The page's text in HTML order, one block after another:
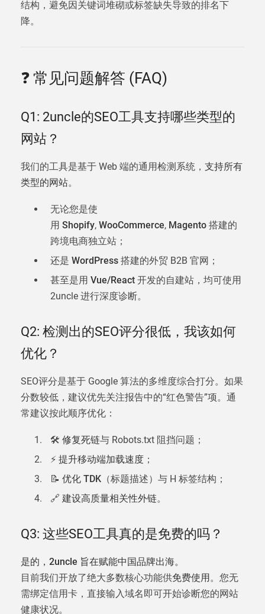
结构，避免因关键词堆砌或标签缺失导致的排名下
降。
❓ 常见问题解答 (FAQ)
Q1: 2uncle的SEO工具支持哪些类型的
网站？
我们的工具是基于 Web 端的通用检测系统， 支持所有
类型的网站。
无论您是使
用 Shopify, WooCommerce, Magento 搭建的
跨境电商独立站；
还是 WordPress 搭建的外贸 B2B 官网；
甚至是用 Vue/React 开发的自建站，均可使用
2uncle 进行深度诊断。
Q2: 检测出的SEO评分很低，我该如何
优化？
SEO评分是基于 Google 算法的多维度综合打分。如果
分数较低，建议优先关注报告中的“红色警告”项。通
常建议按此顺序优化：
🛠️ 修复死链与 Robots.txt 阻挡问题；
⚡ 提升移动端加载速度 ；
📝 优化 TDK （标题描述）与 H 标签结构；
🔗 建设高质量相关性外链。
Q3: 这些SEO工具真的是免费的吗？
是的，2uncle 旨在赋能中国品牌出海。
目前我们开放了绝大多数核心功能供免费使用。您无
需绑定信用卡，直接输入域名即可开始诊断您的网站
健康状况。